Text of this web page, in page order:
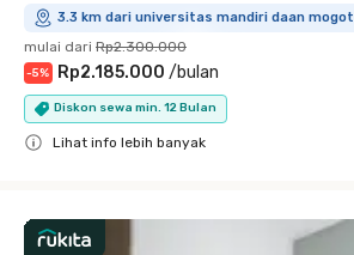
3.3 km dari universitas mandiri daan mogot
mulai dari Rp2.300.000
-5% Rp2.185.000 /bulan
Diskon sewa min. 12 Bulan
Lihat info lebih banyak